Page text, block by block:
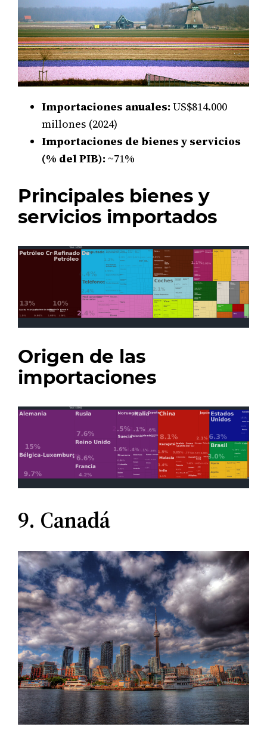
Importaciones anuales: US$814.000
millones (2024)
Importaciones de bienes y servicios
(% del PIB): ~71%
Principales bienes y
servicios importados
Origen de las
importaciones
9. Canadá